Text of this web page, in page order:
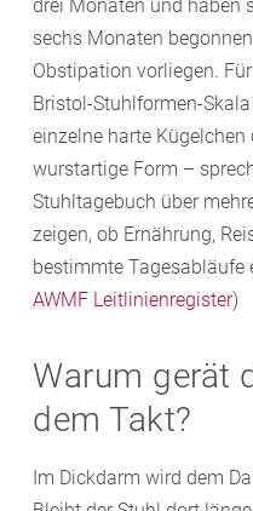
drei Monaten und haben
sechs Monaten
Obstipation vorliegen.
Bristol-Stuhlformen-
einzelne harte Kügelchen
wurstartige Form –
Stuhltagebuch über
zeigen, ob Ernährung,
bestimmte Tagesabläufe
AWMF Leitlinienregister)
Warum gerät
dem Takt?
Im Dickdarm wird dem